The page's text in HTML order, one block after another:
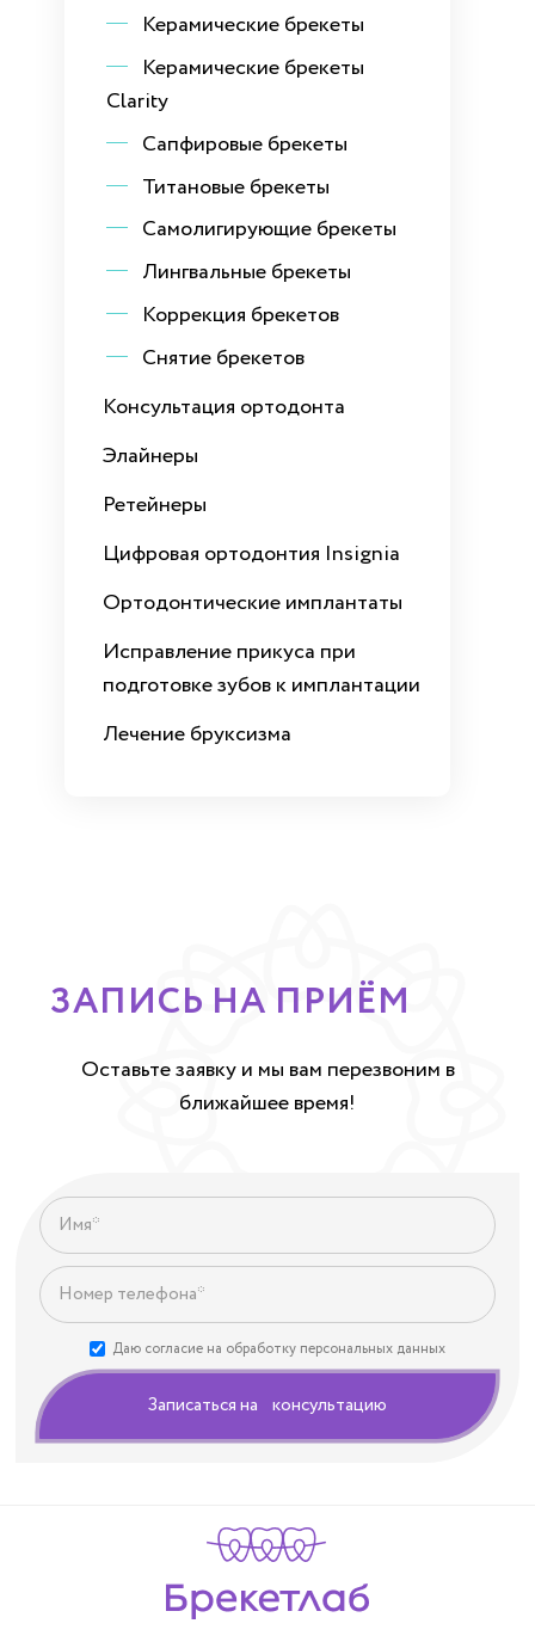
Керамические брекеты
Керамические брекеты
Clarity
Сапфировые брекеты
Титановые брекеты
Самолигирующие брекеты
Лингвальные брекеты
Коррекция брекетов
Снятие брекетов
Консультация ортодонта
Элайнеры
Ретейнеры
Цифровая ортодонтия Insignia
Ортодонтические имплантаты
Исправление прикуса при
подготовке зубов к имплантации
Лечение бруксизма
ЗАПИСЬ НА ПРИЁМ
Оставьте заявку и мы вам перезвоним в
ближайшее время!
Даю согласие на обработку персональных данных
Записаться на консультацию